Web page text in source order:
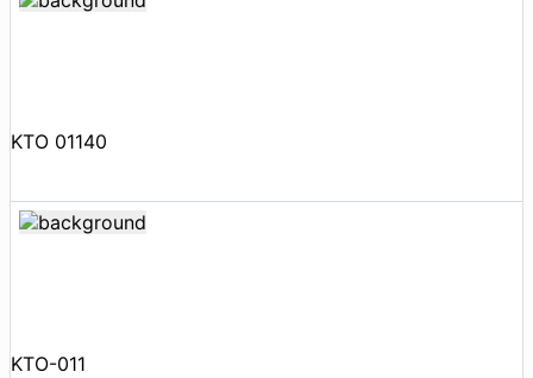
KTO 01140
KTO-011